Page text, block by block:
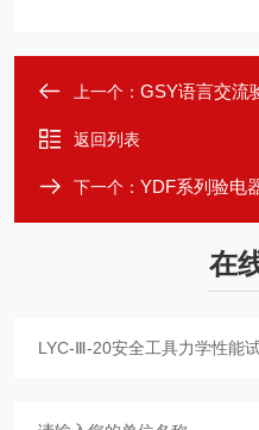
上一个： GSY语言交流
返回列表
下一个： YDF系列验电
在